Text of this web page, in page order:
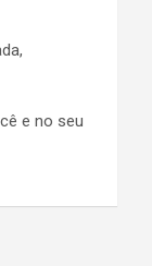
e no seu